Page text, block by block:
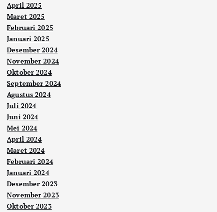
April 2025
Maret 2025
Februari 2025
Januari 2025
Desember 2024
November 2024
Oktober 2024
September 2024
Agustus 2024
Juli 2024
Juni 2024
Mei 2024
April 2024
Maret 2024
Februari 2024
Januari 2024
Desember 2023
November 2023
Oktober 2023